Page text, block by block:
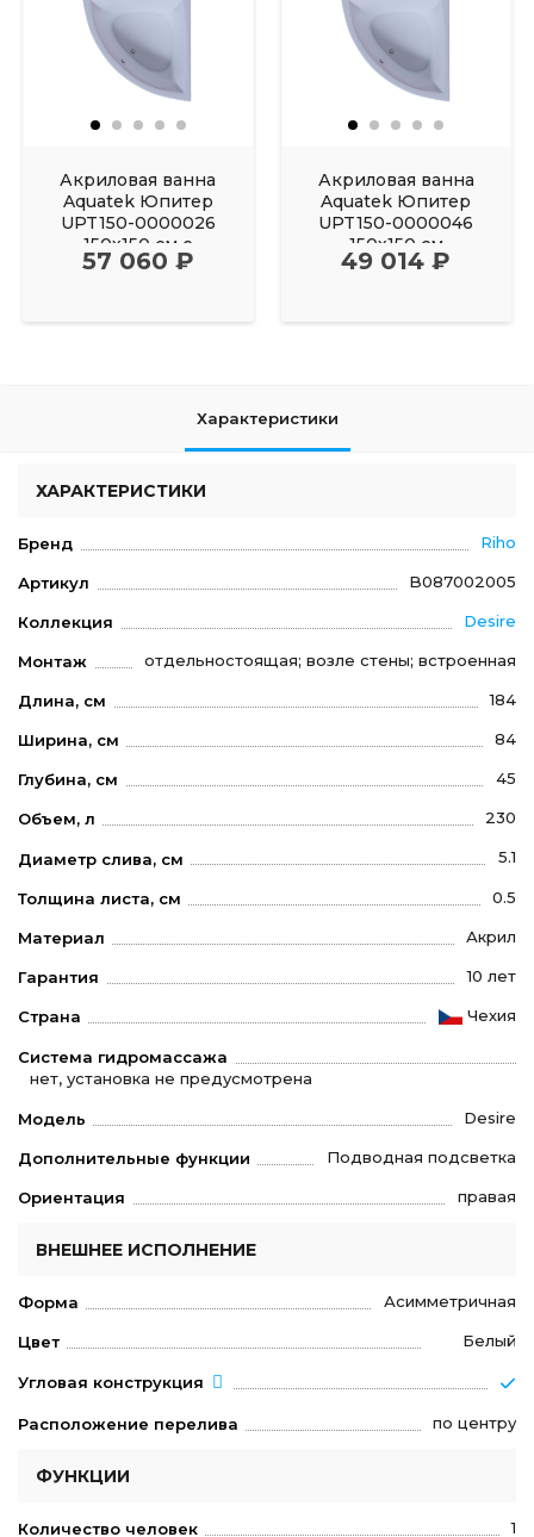
Акриловая ванна
Aquatek Юпитер
UPT150-0000026
150х150 см с
фронтальным
57 060 ₽
Акриловая ванна
Aquatek Юпитер
UPT150-0000046
150х150 см
49 014 ₽
Характеристики
ХАРАКТЕРИСТИКИ
Бренд Riho
Артикул B087002005
Коллекция Desire
Монтаж отдельностоящая; возле стены; встроенная
Длина, см 184
Ширина, см 84
Глубина, см 45
Объем, л 230
Диаметр слива, см 5.1
Толщина листа, см 0.5
Материал Акрил
Гарантия 10 лет
Страна Чехия
Система гидромассажа
нет, установка не предусмотрена
Модель Desire
Дополнительные функции Подводная подсветка
Ориентация правая
ВНЕШНЕЕ ИСПОЛНЕНИЕ
Форма Асимметричная
Цвет Белый
Угловая конструкция
Расположение перелива по центру
ФУНКЦИИ
Количество человек 1